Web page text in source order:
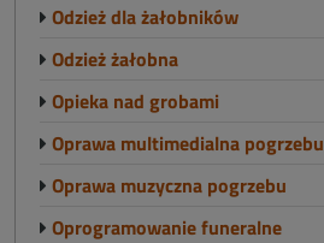
Odzież dla żałobników
Odzież żałobna
Opieka nad grobami
Oprawa multimedialna pogrzebu
Oprawa muzyczna pogrzebu
Oprogramowanie funeralne